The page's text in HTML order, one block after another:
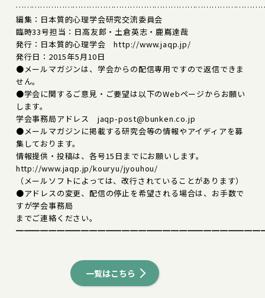
編集：日本質的心理学会研究交流委員会
臨時33号担当：日高友郎・土倉英志・鹿嶌達哉
発行：日本質的心理学会 http://www.jaqp.jp/
発行日：2015年5月10日
●メールマガジンは、学会からの配信専用ですので返信できま
せん。
●学会に関するご意見・ご要望は以下のWebページからお願い
します。
学会事務局アドレス jaqp-post@bunken.co.jp
●メールマガジンに掲載する研究会等の情報やアイディアを募
集しております。
情報提供・投稿は、各号15日までにお願いします。
http://www.jaqp.jp/kouryu/jyouhou/
（メールソフトによっては、改行されていることがあります）
●アドレスの変更、配信の停止を希望される場合は、お手数で
すが学会事務局
までご連絡ください。
一覧はこちら